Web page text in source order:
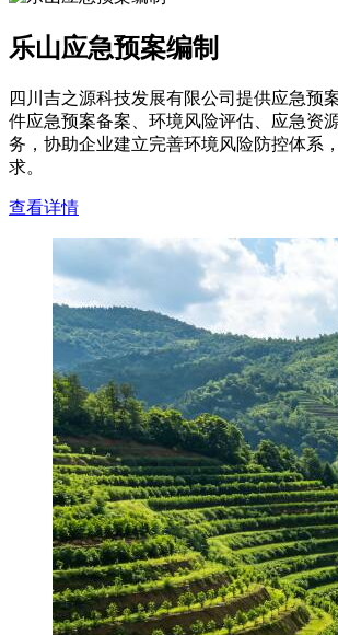
乐山应急预案编制
四川吉之源科技发展有限公司提供应急预
件应急预案备案、环境风险评估、应急资
务，协助企业建立完善环境风险防控体系
求。
查看详情